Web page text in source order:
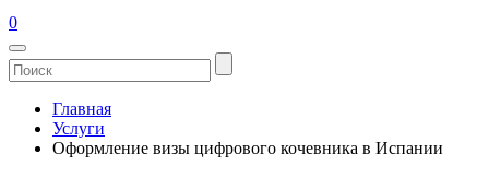
0
Главная
Услуги
Оформление визы цифрового кочевника в Испании